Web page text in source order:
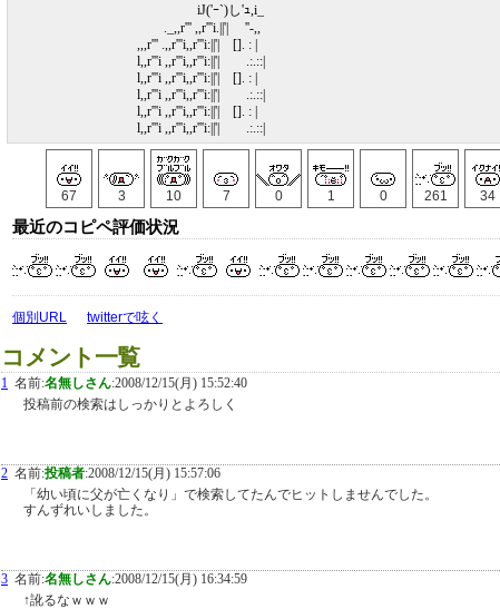
iJ('ｰ`)し'ｭ,i_
._,,r''' ,,r'''i.||'| ''‐,,
,,,r''' .,,r'''i,,r'''i:||'| []. : |
l,,r'''i ,,r'''i,,r'''i:||'| .:.::|
l,,r'''i ,,r'''i,,r'''i:||'| []. : |
l,,r'''i ,,r'''i,,r'''i:||'| .:.::|
l,,r'''i ,,r'''i,,r'''i:||'| []. : |
l,,r'''i ,,r'''i,,r'''i:||'| .:.::|
67 3 10 7 0 1 0 261 34
最近のコピペ評価状況
個別URL twitterで呟く
コメント一覧
1 名前:名無しさん:2008/12/15(月) 15:52:40
投稿前の検索はしっかりとよろしく
2 名前:投稿者:2008/12/15(月) 15:57:06
「幼い頃に父が亡くなり」で検索してたんでヒットしませんでした。
すんずれいしました。
3 名前:名無しさん:2008/12/15(月) 16:34:59
↑訛るなｗｗｗ